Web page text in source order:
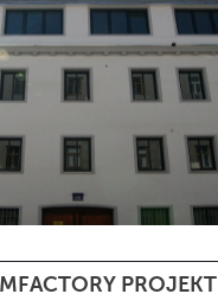
PROJEKT